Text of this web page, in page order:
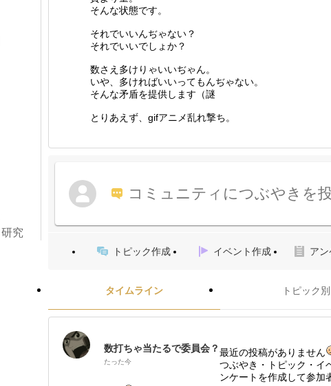
そんな状態です。
それでいいんぢゃない？
それでいいでしょか？
数さえ多けりゃいいぢゃん。
いや、多ければいいってもんぢゃない。
そんな矛盾を提供します（謎
とりあえず、gifアニメ乱れ撃ち。
コミュニティにつぶやきを
トピック作成 イベント作成 ア
タイムライン トピック別
数打ちゃ当たるで委員会？
たった今
最近の投稿がありません
つぶやき・トピック・イ
ンケートを作成して参加
研究